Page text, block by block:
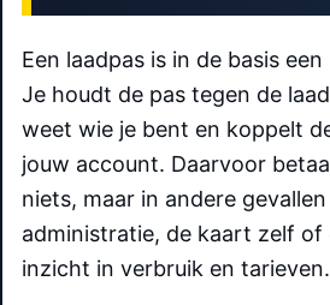
Een laadpas is in de basis
Je houdt de pas tegen de
weet wie je bent en koppelt
jouw account. Daarvoor
niets, maar in andere
administratie, de kaart zelf
inzicht in verbruik en tarieven.